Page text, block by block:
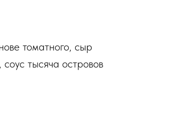
томатного, сыр
тысяча островов